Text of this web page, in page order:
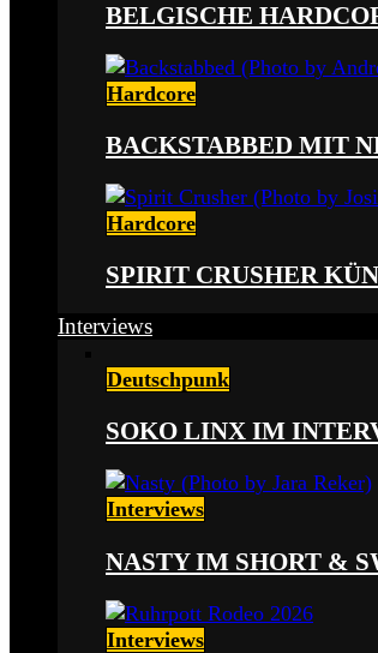
BELGISCHE
Hardcore
BACKSTABBED MIT
Hardcore
SPIRIT CRUSHER
Interviews
Deutschpunk
SOKO LINX IM
Interviews
NASTY IM SHORT &
Interviews